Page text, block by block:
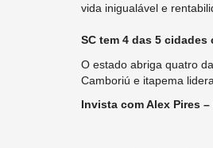
vida inigualável e
SC tem 4 das 5
O estado abriga quatro
Camboriú e itapema
Invista com Alex Pires